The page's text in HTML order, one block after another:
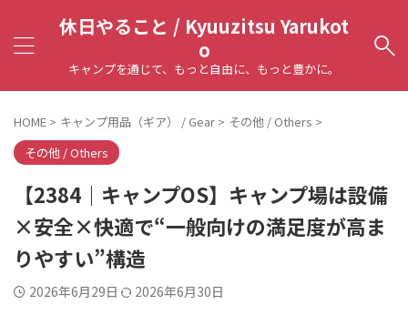
休日やること / Kyuuzitsu Yarukot
o
キャンプを通じて、もっと自由に、もっと豊かに。
HOME > キャンプ用品（ギア） / Gear > その他 / Others >
その他 / Others
【2384｜キャンプOS】キャンプ場は設備
×安全×快適で“一般向けの満足度が高ま
りやすい”構造
2026年6月29日 2026年6月30日